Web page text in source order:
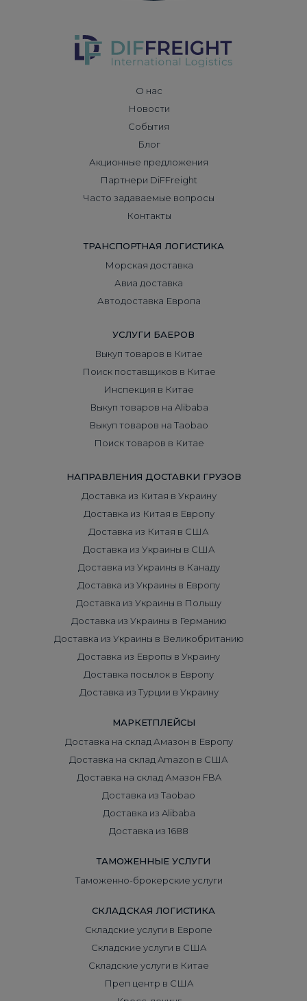
О нас
Новости
События
Блог
Акционные предложения
Партнери DiFFreight
Часто задаваемые вопросы
Контакты
ТРАНСПОРТНАЯ ЛОГИСТИКА
Морская доставка
Авиа доставка
Автодоставка Европа
УСЛУГИ БАЕРОВ
Выкуп товаров в Китае
Поиск поставщиков в Китае
Инспекция в Китае
Выкуп товаров на Alibaba
Выкуп товаров на Taobao
Поиск товаров в Китае
НАПРАВЛЕНИЯ ДОСТАВКИ ГРУЗОВ
Доставка из Китая в Украину
Доставка из Китая в Европу
Доставка из Китая в США
Доставка из Украины в США
Доставка из Украины в Канаду
Доставка из Украины в Европу
Доставка из Украины в Польшу
Доставка из Украины в Германию
Доставка из Украины в Великобританию
Доставка из Европы в Украину
Доставка посылок в Европу
Доставка из Турции в Украину
МАРКЕТПЛЕЙСЫ
Доставка на склад Амазон в Европу
Доставка на склад Amazon в США
Доставка на склад Амазон FBA
Доставка из Taobao
Доставка из Alibaba
Доставка из 1688
ТАМОЖЕННЫЕ УСЛУГИ
Таможенно-брокерские услуги
СКЛАДСКАЯ ЛОГИСТИКА
Складские услуги в Европе
Складские услуги в США
Складские услуги в Китае
Преп центр в США